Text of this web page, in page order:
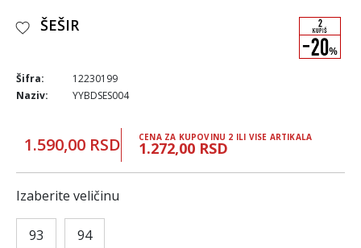
ŠEŠIR
Šifra:
12230199
Naziv:
YYBDSES004
1.590,00 RSD CENA ZA KUPOVINU 2 ILI VISE ARTIKALA
1.272,00 RSD
Izaberite veličinu
93 94